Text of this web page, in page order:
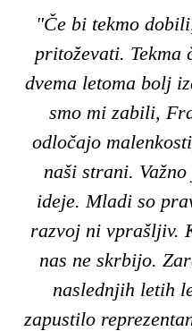
"Če bi tekmo
pritoževati.
dvema letoma bolj
smo mi zabili,
odločajo
naši strani.
ideje. Mladi so
razvoj ni vprašljiv.
nas ne skrbijo.
naslednjih letih
zapustilo